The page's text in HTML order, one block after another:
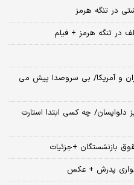
تنگه هرمز + فیلم
و آمریکا/ بی سروصدا پیش می
دلواپسان/ چه کسی ابتدا استارت
بازنشستگان +جزئیات
پدرش + عکس